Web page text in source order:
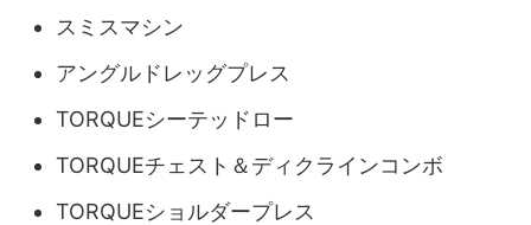
スミスマシン
アングルドレッグプレス
TORQUEシーテッドロー
TORQUEチェスト＆ディクラインコンボ
TORQUEショルダープレス